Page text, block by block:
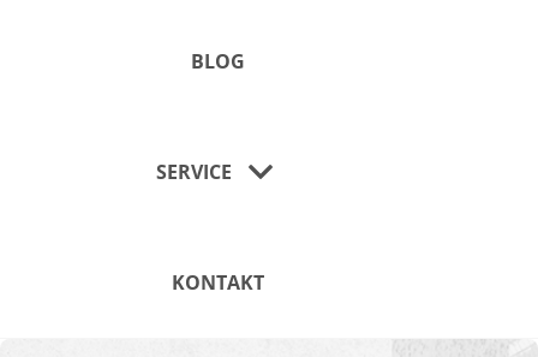
BLOG
SERVICE
KONTAKT